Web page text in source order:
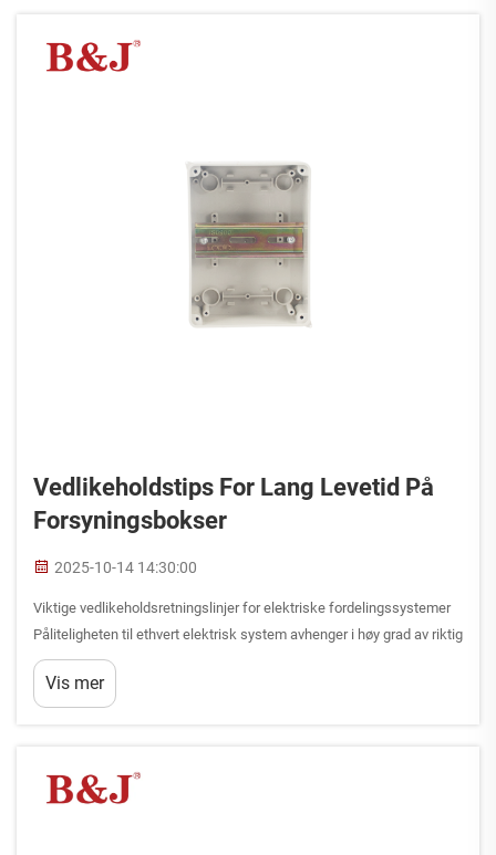
Vedlikeholdstips For Lang Levetid På
Forsyningsbokser
2025-10-14 14:30:00
Viktige vedlikeholdsretningslinjer for elektriske fordelingssystemer
Påliteligheten til ethvert elektrisk system avhenger i høy grad av riktig
vedlikehold av fordelingsboksen. Som en sentral komponent som
styrer strømflyten gjennom en anlegg, er en godt vedlikeholdt boks
avgjørende for...
Vis mer